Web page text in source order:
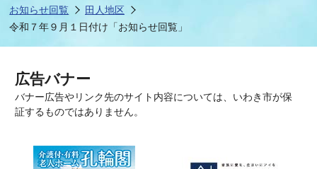
お知らせ回覧
田人地区
令和７年９月１日付け「お知らせ回覧」
広告バナー
バナー広告やリンク先のサイト内容については、いわき市が保
証するものではありません。